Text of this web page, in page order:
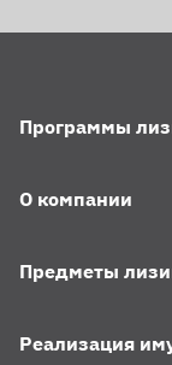
Программы
О компании
Предметы
Реализация